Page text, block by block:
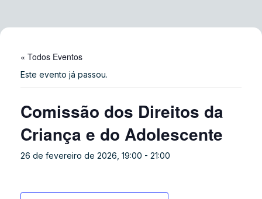
« Todos Eventos
Este evento já passou.
Comissão dos Direitos da
Criança e do Adolescente
26 de fevereiro de 2026, 19:00 - 21:00